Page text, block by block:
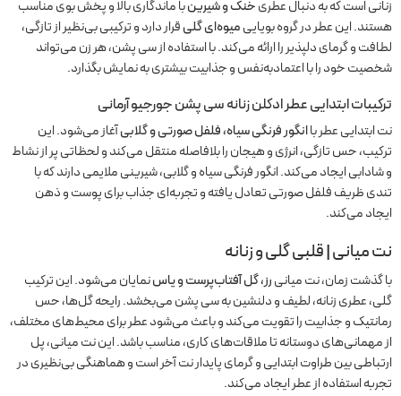
زنانی است که به دنبال عطریخنک و شیرینبا ماندگاری بالا و پخش بوی مناسب
هستند. این عطر در گروه بویاییمیوه‌ای گلیقرار دارد و ترکیبی بی‌نظیر از تازگی،
لطافت و گرمای دلپذیر را ارائه می‌کند. با استفاده از سی پشن، هر زن می‌تواند
شخصیت خود را با اعتمادبه‌نفس و جذابیت بیشتری به نمایش بگذارد.
ترکیبات ابتداییعطر ادکلن زنانه سی پشن جورجیو آرمانی
نت ابتدایی عطر باانگور فرنگی سیاه، فلفل صورتی و گلابیآغاز می‌شود. این
ترکیب، حس تازگی، انرژی و هیجان را بلافاصله منتقل می‌کند و لحظاتی پر از نشاط
و شادابی ایجاد می‌کند. انگور فرنگی سیاه و گلابی، شیرینی ملایمی دارند که با
تندی ظریف فلفل صورتی تعادل یافته و تجربه‌ای جذاب برای پوست و ذهن
ایجاد می‌کند.
نت میانی | قلبی گلی و زنانه
با گذشت زمان، نت میانیرز، گل آفتاب‌پرست و یاسنمایان می‌شود. این ترکیب
گلی، عطری زنانه، لطیف و دلنشین به سی پشن می‌بخشد. رایحه گل‌ها، حس
رمانتیک و جذابیت را تقویت می‌کند و باعث می‌شود عطر برای محیط‌های مختلف،
از مهمانی‌های دوستانه تا ملاقات‌های کاری، مناسب باشد. این نت میانی، پل
ارتباطی بین طراوت ابتدایی و گرمای پایدار نت آخر است و هماهنگی بی‌نظیری در
تجربه استفاده از عطر ایجاد می‌کند.